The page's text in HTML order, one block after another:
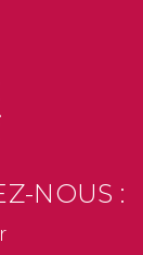
NOUS :